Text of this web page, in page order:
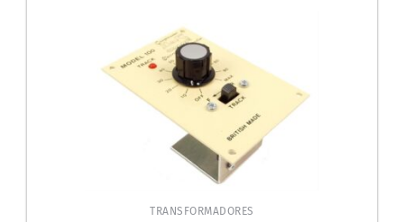
TRANSFORMADORES